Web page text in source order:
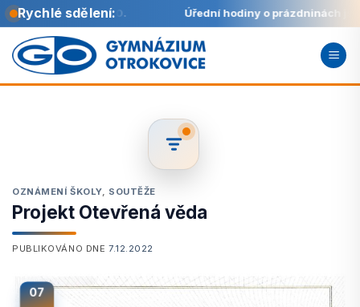
Rychlé sdělení:
8:00 do 11:00. Úřední hodiny o prázdninách jsou
Přeskočit
na
obsah
OZNÁMENÍ ŠKOLY, SOUTĚŽE
Projekt Otevřená věda
PUBLIKOVÁNO DNE 7.12.2022
07